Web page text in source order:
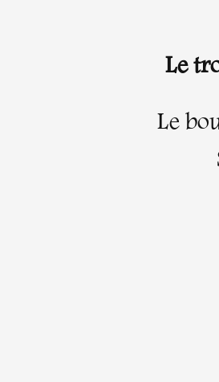
Artistes
De A à Z
Année
Collection
Le
Le